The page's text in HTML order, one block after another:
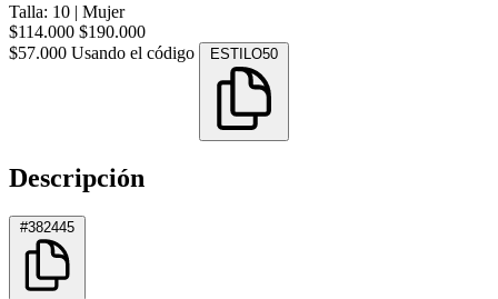
Talla: 10 | Mujer
$114.000 $190.000
$57.000 Usando el código ESTILO50
Descripción
#382445